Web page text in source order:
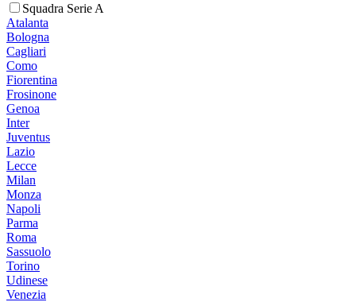
Squadra Serie A
Atalanta
Bologna
Cagliari
Como
Fiorentina
Frosinone
Genoa
Inter
Juventus
Lazio
Lecce
Milan
Monza
Napoli
Parma
Roma
Sassuolo
Torino
Udinese
Venezia